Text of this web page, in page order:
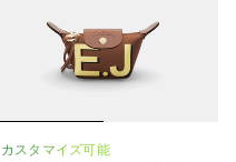
カスタマイズ可能